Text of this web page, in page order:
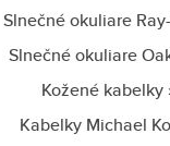
Slnečné okuliare
Slnečné okuliare
Kožené kabelky
Kabelky Michael